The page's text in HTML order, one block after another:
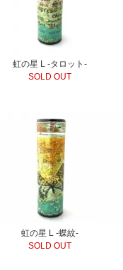
虹の星 L -タロット-
SOLD OUT
虹の星 L -蝶紋-
SOLD OUT